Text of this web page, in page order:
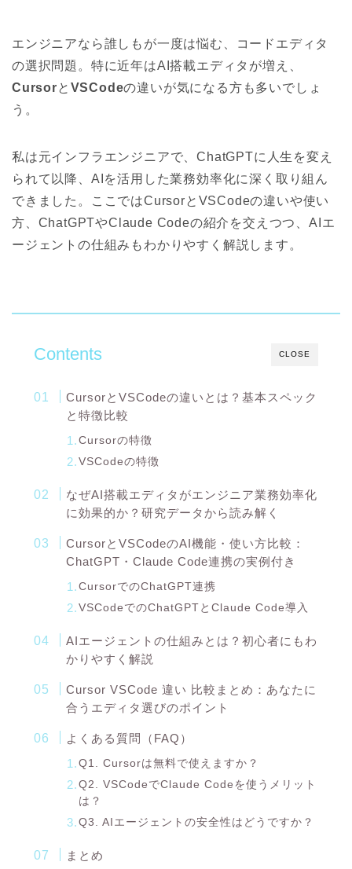
エンジニアなら誰しもが一度は悩む、コードエディタ
の選択問題。特に近年はAI搭載エディタが増え、
Cursorと VSCodeの違いが気になる方も多いでしょ
う。
私は元インフラエンジニアで、ChatGPTに人生を変え
られて以降、AIを活用した業務効率化に深く取り組ん
できました。ここではCursorとVSCodeの違いや使い
方、ChatGPTやClaude Codeの紹介を交えつつ、AIエ
ージェントの仕組みもわかりやすく解説します。
CLOSE
Contents
CursorとVSCodeの違いとは？基本スペック
と特徴比較
Cursorの特徴
VSCodeの特徴
なぜAI搭載エディタがエンジニア業務効率化
に効果的か？研究データから読み解く
CursorとVSCodeのAI機能・使い方比較：
ChatGPT・Claude Code連携の実例付き
CursorでのChatGPT連携
VSCodeでのChatGPTとClaude Code導入
AIエージェントの仕組みとは？初心者にもわ
かりやすく解説
Cursor VSCode 違い 比較まとめ：あなたに
合うエディタ選びのポイント
よくある質問（FAQ）
Q1. Cursorは無料で使えますか？
Q2. VSCodeでClaude Codeを使うメリット
は？
Q3. AIエージェントの安全性はどうですか？
まとめ